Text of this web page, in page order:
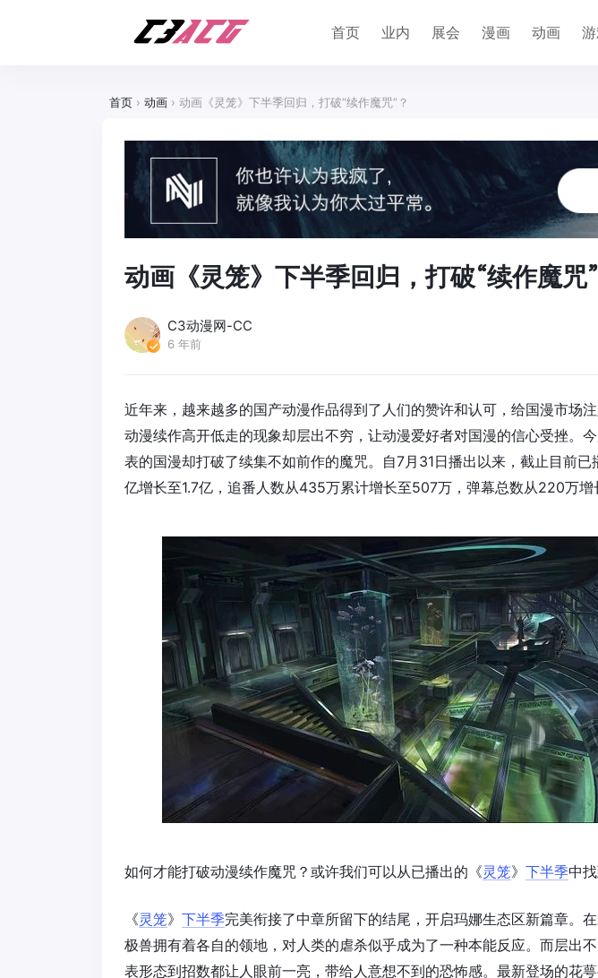
首页 业内 展会 漫画 动画
首页 › 动画 › 动画《灵笼》下半季回归，打破“续作魔咒”？
动画《灵笼》下半季回归，打破“续作魔咒
C3动漫网-CC
6 年前
近年来，越来越多的国产动漫作品得到了人们的赞许和认可，给国漫市场
动漫续作高开低走的现象却层出不穷，让动漫爱好者对国漫的信心受挫。
表的国漫却打破了续集不如前作的魔咒。自7月31日播出以来，截止目前已
亿增长至1.7亿，追番人数从435万累计增长至507万，弹幕总数从220万增
如何才能打破动漫续作魔咒？或许我们可以从已播出的《灵笼》 下半季中找
《灵笼》 下半季完美衔接了中章所留下的结尾，开启玛娜生态区新篇章。
极兽拥有着各自的领地，对人类的虐杀似乎成为了一种本能反应。而层出
表形态到招数都让人眼前一亮，带给人意想不到的恐怖感。最新登场的花